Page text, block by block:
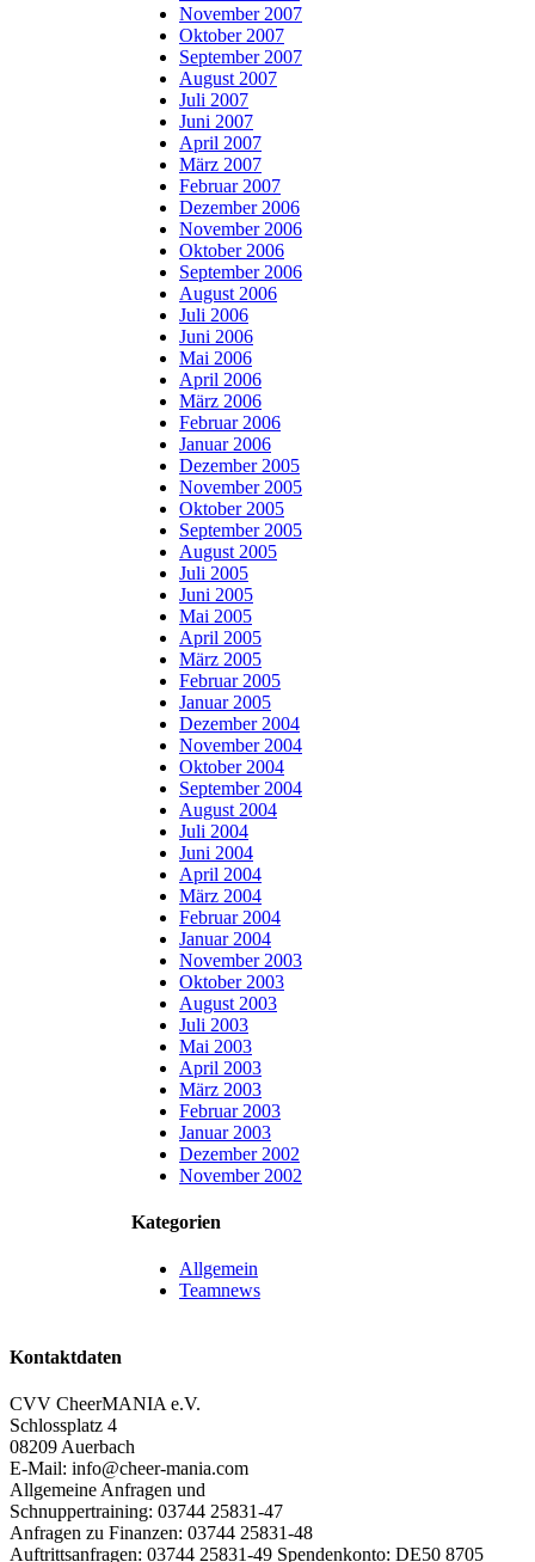
November 2007
Oktober 2007
September 2007
August 2007
Juli 2007
Juni 2007
April 2007
März 2007
Februar 2007
Dezember 2006
November 2006
Oktober 2006
September 2006
August 2006
Juli 2006
Juni 2006
Mai 2006
April 2006
März 2006
Februar 2006
Januar 2006
Dezember 2005
November 2005
Oktober 2005
September 2005
August 2005
Juli 2005
Juni 2005
Mai 2005
April 2005
März 2005
Februar 2005
Januar 2005
Dezember 2004
November 2004
Oktober 2004
September 2004
August 2004
Juli 2004
Juni 2004
April 2004
März 2004
Februar 2004
Januar 2004
November 2003
Oktober 2003
August 2003
Juli 2003
Mai 2003
April 2003
März 2003
Februar 2003
Januar 2003
Dezember 2002
November 2002
Kategorien
Allgemein
Teamnews
Kontaktdaten
CVV CheerMANIA e.V.
Schlossplatz 4
08209 Auerbach
E-Mail: info@cheer-mania.com
Allgemeine Anfragen und
Schnuppertraining: 03744 25831-47
Anfragen zu Finanzen: 03744 25831-48
Auftrittsanfragen: 03744 25831-49 Spendenkonto: DE50 8705